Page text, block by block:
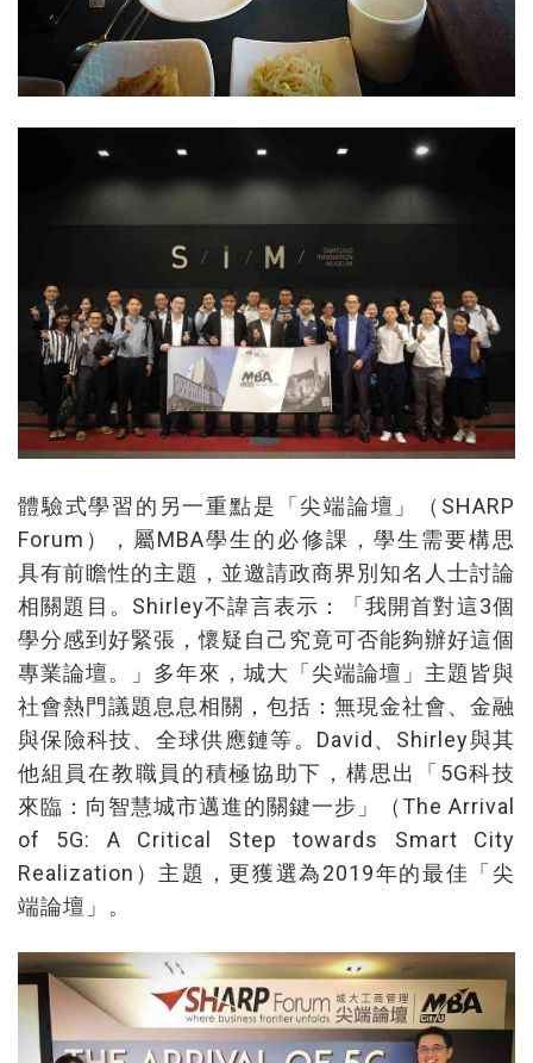
體驗式學習的另一重點是「尖端論壇」（SHARP
Forum），屬MBA學生的必修課，學生需要構思
具有前瞻性的主題，並邀請政商界別知名人士討論
相關題目。Shirley不諱言表示：「我開首對這3個
學分感到好緊張，懷疑自己究竟可否能夠辦好這個
專業論壇。」多年來，城大「尖端論壇」主題皆與
社會熱門議題息息相關，包括：無現金社會、金融
與保險科技、全球供應鏈等。David、Shirley與其
他組員在教職員的積極協助下，構思出「5G科技
來臨：向智慧城市邁進的關鍵一步」（The Arrival
of 5G: A Critical Step towards Smart City
Realization）主題，更獲選為2019年的最佳「尖
端論壇」。